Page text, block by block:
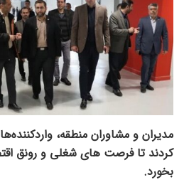
مدیران و مشاوران منطقه،
کردند تا فرصت های شغلی و رونق
بخورد.